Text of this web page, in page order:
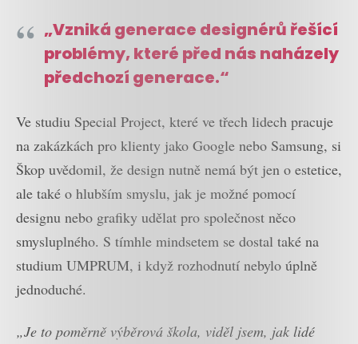
„Vzniká generace designérů řešící
problémy, které před nás naházely
předchozí generace.“
Ve studiu Special Project, které ve třech lidech pracuje
na zakázkách pro klienty jako Google nebo Samsung, si
Škop uvědomil, že design nutně nemá být jen o estetice,
ale také o hlubším smyslu, jak je možné pomocí
designu nebo grafiky udělat pro společnost něco
smysluplného. S tímhle mindsetem se dostal také na
studium UMPRUM, i když rozhodnutí nebylo úplně
jednoduché.
„Je to poměrně výběrová škola, viděl jsem, jak lidé